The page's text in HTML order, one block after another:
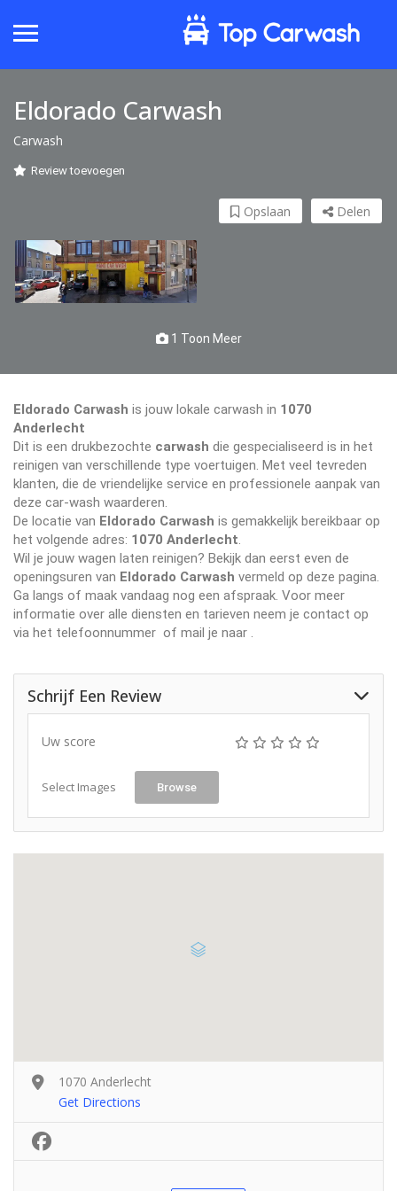
Eldorado Carwash
Carwash
Review toevoegen
Delen
Opslaan
1 Toon Meer
Eldorado Carwash is jouw lokale carwash in 1070
Anderlecht
Dit is een drukbezochte carwash die gespecialiseerd is in het
reinigen van verschillende type voertuigen. Met veel tevreden
klanten, die de vriendelijke service en professionele aanpak van
deze car-wash waarderen.
De locatie van Eldorado Carwash is gemakkelijk bereikbaar op
het volgende adres: 1070 Anderlecht
Wil je jouw wagen laten reinigen? Bekijk dan eerst even de
openingsuren van Eldorado Carwash vermeld op deze pagina.
Ga langs of maak vandaag nog een afspraak. Voor meer
informatie over alle diensten en tarieven neem je contact op
via het telefoonnummer of mail je naar
Schrijf Een Review
Uw score
Select Images Browse
1070 Anderlecht
Get Directions